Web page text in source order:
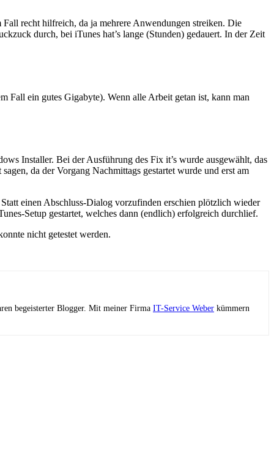
recht hilfreich, da ja mehrere Anwendungen streiken. Die
durch, bei iTunes hat’s lange (Stunden) gedauert. In der Zeit
Fall ein gutes Gigabyte). Wenn alle Arbeit getan ist, kann man
Installer. Bei der Ausführung des Fix it’s wurde ausgewählt, das
da der Vorgang Nachmittags gestartet wurde und erst am
einen Abschluss-Dialog vorzufinden erschien plötzlich wieder
Setup gestartet, welches dann (endlich) erfolgreich durchlief.
nicht getestet werden.
begeisterter Blogger. Mit meiner Firma IT-Service Weber kümmern